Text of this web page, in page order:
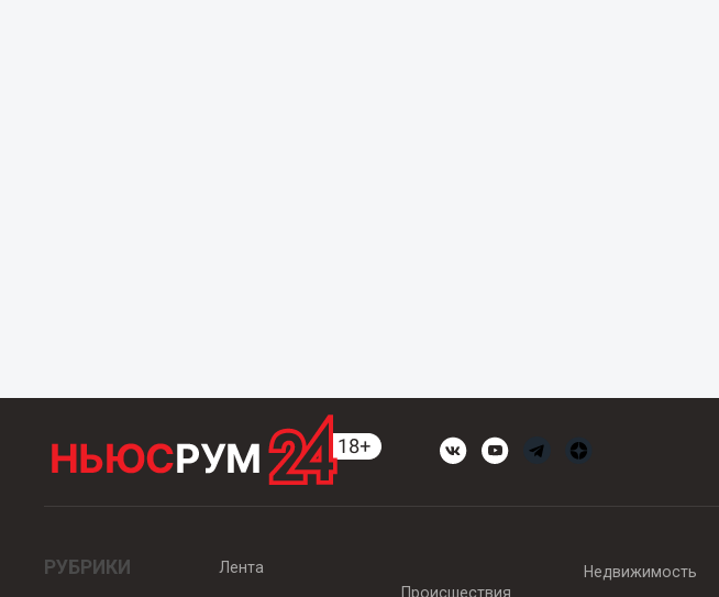
РУБРИКИ
Лента
Происшествия
Недвижимость